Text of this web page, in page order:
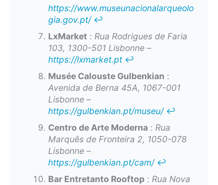
https://www.museunacionalarqueolo
gia.gov.pt/ ↩︎
LxMarket : Rua Rodrigues de Faria
103, 1300-501 Lisbonne–
https://lxmarket.pt ↩︎
Musée Calouste Gulbenkian :
Avenida de Berna 45A, 1067-001
Lisbonne–
https://gulbenkian.pt/museu/ ↩︎
Centro de Arte Moderna : Rua
Marquês de Fronteira 2, 1050-078
Lisbonne–
https://gulbenkian.pt/cam/ ↩︎
Bar Entretanto Rooftop: Rua Nova